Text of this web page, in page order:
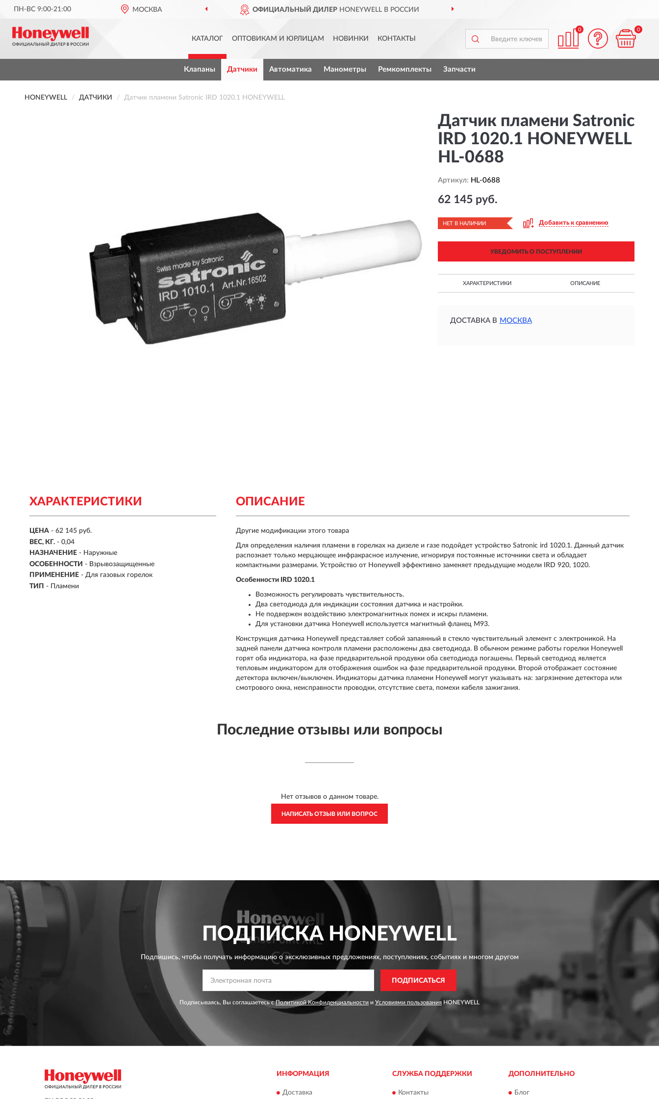
ПН-ВС 9:00-21:00 МОСКВА ОФИЦИАЛЬНЫЙ ДИЛЕРHONEYWELL В РОССИИ
КАТАЛОГ ОПТОВИКАМ И ЮРЛИЦАМ НОВИНКИ КОНТАКТЫ
0 0
Клапаны Датчики Автоматика Манометры Ремкомплекты Запчасти
HONEYWELL ДАТЧИКИ Датчик пламени Satronic IRD 1020.1 HONEYWELL
Датчик пламени Satronic
IRD 1020.1 HONEYWELL
HL-0688
Артикул: HL-0688
62 145 руб.
НЕТ В НАЛИЧИИ Добавить к сравнению
УВЕДОМИТЬ О ПОСТУПЛЕНИИ
ХАРАКТЕРИСТИКИ ОПИСАНИЕ
ДОСТАВКА В МОСКВА
ХАРАКТЕРИСТИКИ
ЦЕНА - 62 145 руб.
ВЕС, КГ. - 0,04
НАЗНАЧЕНИЕ - Наружные
ОСОБЕННОСТИ - Взрывозащищенные
ПРИМЕНЕНИЕ - Для газовых горелок
ТИП - Пламени
ОПИСАНИЕ
Другие модификации этого товара
Для определения наличия пламени в горелках на дизеле и газе подойдет устройство Satronic ird 1020.1. Данный датчик
распознает только мерцающее инфракрасное излучение, игнорируя постоянные источники света и обладает
компактными размерами. Устройство от Honeywell эффективно заменяет предыдущие модели IRD 920, 1020.
Особенности IRD 1020.1
Возможность регулировать чувствительность.
Два светодиода для индикации состояния датчика и настройки.
Не подвержен воздействию электромагнитных помех и искры пламени.
Для установки датчика Honeywell используется магнитный фланец М93.
Конструкция датчика Honeywell представляет собой запаянный в стекло чувствительный элемент с электроникой. На
задней панели датчика контроля пламени расположены два светодиода. В обычном режиме работы горелки Honeywell
горят оба индикатора, на фазе предварительной продувки оба светодиода погашены. Первый светодиод является
тепловым индикатором для отображения ошибок на фазе предварительной продувки. Второй отображает состояние
детектора включен/выключен. Индикаторы датчика пламени Honeywell могут указывать на: загрязнение детектора или
смотрового окна, неисправности проводки, отсутствие света, помехи кабеля зажигания.
Последние отзывы или вопросы
Нет отзывов о данном товаре.
НАПИСАТЬ ОТЗЫВ ИЛИ ВОПРОС
ПОДПИСКАHONEYWELL
Подпишись, чтобы получать информацию о эксклюзивных предложениях,поступлениях, событиях и многом другом
ПОДПИСАТЬСЯ
Подписываясь, Вы соглашаетесь сПолитикой Конфиденциальности и Условиями пользования HONEYWELL
ИНФОРМАЦИЯ
Доставка
СЛУЖБА ПОДДЕРЖКИ
Контакты
ДОПОЛНИТЕЛЬНО
Блог